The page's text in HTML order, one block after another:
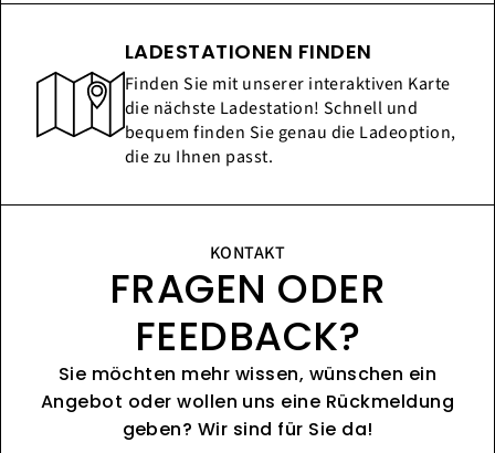
LADESTATIONEN FINDEN
Finden Sie mit unserer interaktiven Karte
die nächste Ladestation! Schnell und
bequem finden Sie genau die Ladeoption,
die zu Ihnen passt.
KONTAKT
FRAGEN ODER
FEEDBACK?
Sie möchten mehr wissen, wünschen ein
Angebot oder wollen uns eine Rückmeldung
geben? Wir sind für Sie da!